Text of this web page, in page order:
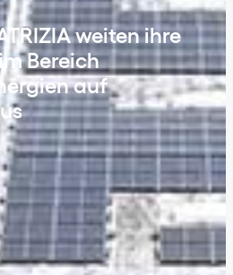
weiten ihre
Bereich
auf